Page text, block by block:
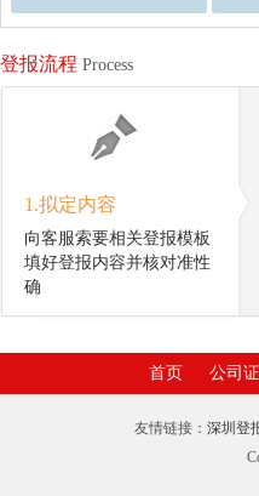
登报流程 Process
1.拟定内容
向客服索要相关登报模板
填好登报内容并核对准性
确
首页 公司
友情链接： 深圳登